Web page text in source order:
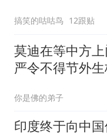
搞笑的咕咕鸟 12跟贴
莫迪在等中方上
严令不得节外生
你是佛的弟子